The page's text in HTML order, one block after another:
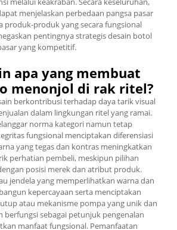
menjelaskan perbedaan pangsa pasar
produk-produk yang secara fungsional
pentingnya strategis desain botol
yang kompetitif.
apa yang membuat
menonjol di rak ritel?
berkontribusi terhadap daya tarik visual
dalam lingkungan ritel yang ramai.
norma kategori namun tetap
fungsional menciptakan diferensiasi
yang tegas dan kontras meningkatkan
perhatian pembeli, meskipun pilihan
posisi merek dan atribut produk.
jendela yang memperlihatkan warna dan
kepercayaan serta menciptakan
atau mekanisme pompa yang unik dan
berfungsi sebagai petunjuk pengenalan
manfaat fungsional. Pemanfaatan